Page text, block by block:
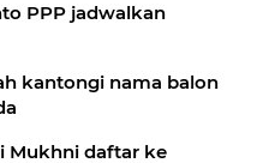
PPP jadwalkan
kantongi nama balon
Mukhni daftar ke